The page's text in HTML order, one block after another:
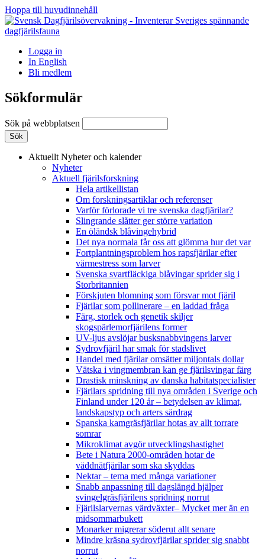
Hoppa till huvudinnehåll
Logga in
In English
Bli medlem
Sökformulär
Sök på webbplatsen
Aktuellt Nyheter och kalender
Nyheter
Aktuell fjärilsforskning
Hela artikellistan
Om forskningsartiklar och referenser
Varför förlorade vi tre svenska dagfjärilar?
Slingrande slåtter ger större variation
En öländsk blåvingehybrid
Det nya normala får oss att glömma hur det var
Fortplantningsproblem hos rapsfjärilar efter
värmestress som larver
Svenska svartfläckiga blåvingar sprider sig i
Storbritannien
Förskjuten blomning som försvar mot fjäril
Fjärilar som pollinerare – en laddad fråga
Färg, storlek och genetik skiljer
skogspärlemorfjärilens former
UV-ljus avslöjar busksnabbvingens larver
Sydrovfjäril har smak för stadslivet
Handel med fjärilar omsätter miljontals dollar
Vätska i vingmembran kan ge fjärilsvingar färg
Drastisk minskning av danska habitatspecialister
Fjärilars spridning till nya områden i Sverige och
Finland under 120 år– betydelsen av klimat,
landskapstyp och arters särdrag
Spanska kamgräsfjärilar hotas av allt torrare
somrar
Mikroklimat avgör utvecklingshastighet
Bete i Natura 2000-områden hotar de
väddnätfjärilar som ska skyddas
Nektar – tema med många variationer
Snabb anpassning till dagslängd hjälper
svingelgräsfjärilens spridning norrut
Fjärilslarvernas värdväxter– Mycket mer än en
midsommarbukett
Monarker migrerar söderut allt senare
Mindre kräsna sydrovfjärilar sprider sig snabbt
norrut